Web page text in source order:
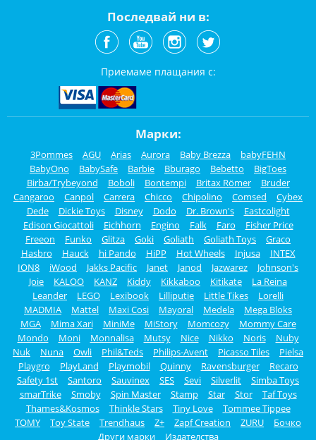
Последвай ни в:
Приемаме плащания с:
Марки:
3Pommes AGU Arias Aurora Baby Brezza
babyFEHN
BabyOno
BabySafe Barbie Bburago Bebetto
BigToes
Birba/Trybeyond
Boboli Bontempi Britax Römer
Bruder
Cangaroo
Canpol Carrera Chicco Chipolino Comsed
Cybex
Dede
Dickie Toys Disney Dodo Dr. Brown's
Eastcolight
Edison Giocattoli
Eichhorn Engino Falk Faro
Fisher Price
Freeon
Funko Glitza Goki Goliath Goliath Toys
Graco
Hasbro
Hauck hi Pando HiPP Hot Wheels Injusa
INTEX
ION8
iWood Jakks Pacific Janet Janod Jazwarez
Johnson's
Joie
KALOO KANZ Kiddy Kikkaboo Kitikate
La Reina
Leander
LEGO Lexibook Lilliputie Little Tikes
Lorelli
MADMIA
Mattel Maxi Cosi Mayoral Medela
Mega Bloks
MGA
Mima Xari MiniMe MiStory Momcozy
Mommy Care
Mondo
Moni Monnalisa Mutsy Nice Nikko Noris
Nuby
Nuk
Nuna Owli Phil&Teds Philips-Avent Picasso Tiles
Pielsa
Playgro
PlayLand Playmobil Quinny Ravensburger
Recaro
Safety 1st
Santoro Sauvinex SES Sevi Silverlit
Simba Toys
smarTrike
Smoby Spin Master Stamp Star Stor
Taf Toys
Thames&Kosmos
Thinkle Stars Tiny Love
Tommee Tippee
TOMY
Toy State Trendhaus Z+ Zapf Creation ZURU
Бочко
Други марки
Издателства